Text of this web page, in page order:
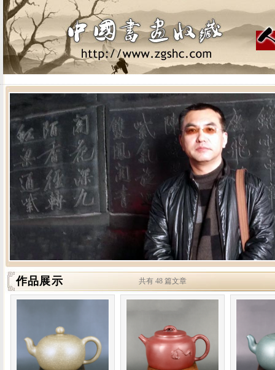
作品展示 共有 48 篇文章